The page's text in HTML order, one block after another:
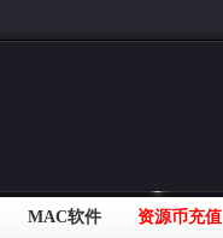
MAC软件 资源币充值